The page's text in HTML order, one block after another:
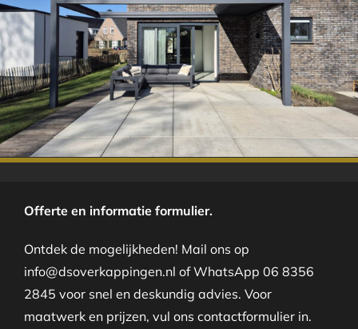
.
Offerte en informatie formulier.
Ontdek de mogelijkheden! Mail ons op
info@dsoverkappingen.nl of WhatsApp 06 8356
2845 voor snel en deskundig advies. Voor
maatwerk en prijzen, vul ons contactformulier in.